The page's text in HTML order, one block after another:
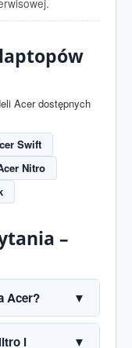
Acer dostępnych
Swift
Nitro
–
Acer? ▼
AdeeSoft jest
i
▼